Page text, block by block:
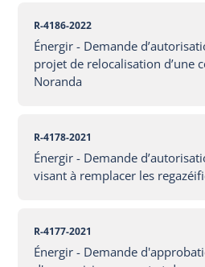
R-4186-2022
Énergir - Demande
projet de relocalisation d’une
Noranda
R-4178-2021
Énergir - Demande
visant à remplacer les
R-4177-2021
Énergir - Demande